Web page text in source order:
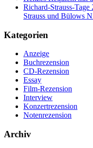
Richard-Strauss-
Strauss und Bülows
Kategorien
Anzeige
Buchrezension
CD-Rezension
Essay
Film-Rezension
Interview
Konzertrezension
Notenrezension
Archiv